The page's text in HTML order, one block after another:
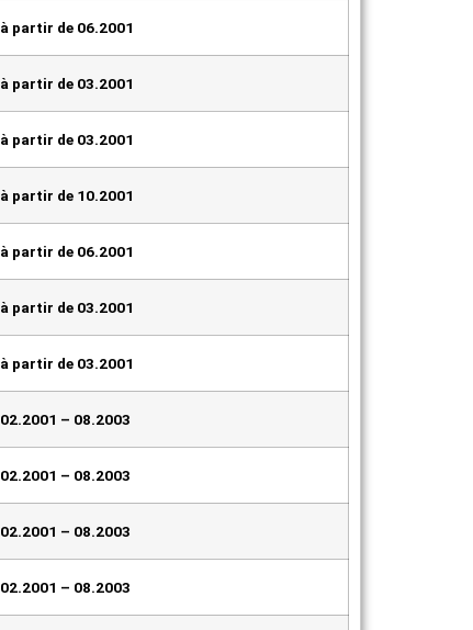
à partir de 06.2001
à partir de 03.2001
à partir de 03.2001
à partir de 10.2001
à partir de 06.2001
à partir de 03.2001
à partir de 03.2001
02.2001 – 08.2003
02.2001 – 08.2003
02.2001 – 08.2003
02.2001 – 08.2003